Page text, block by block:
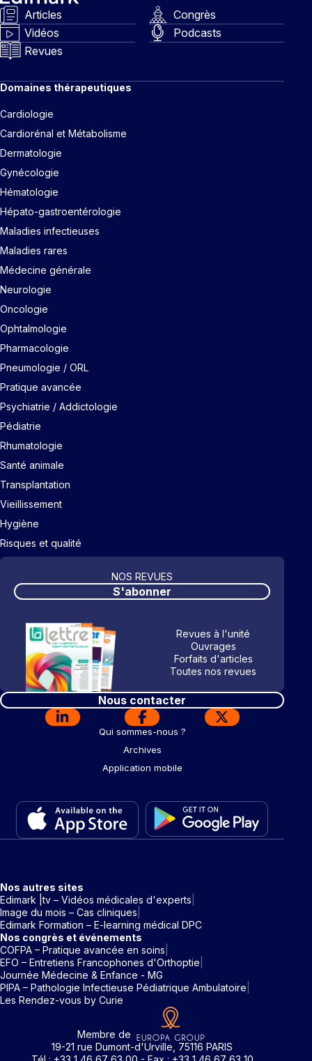
Articles
Congrès
Vidéos
Podcasts
Revues
Domaines thérapeutiques
Cardiologie
Cardiorénal et Métabolisme
Dermatologie
Gynécologie
Hématologie
Hépato-gastroentérologie
Maladies infectieuses
Maladies rares
Médecine générale
Neurologie
Oncologie
Ophtalmologie
Pharmacologie
Pneumologie / ORL
Pratique avancée
Psychiatrie / Addictologie
Pédiatrie
Rhumatologie
Santé animale
Transplantation
Vieillissement
Hygiène
Risques et qualité
NOS REVUES
S'abonner
Revues à l'unité
Ouvrages
Forfaits d'articles
Toutes nos revues
Nous contacter
Qui sommes-nous ?
Archives
Application mobile
Nos autres sites
Edimark |tv – Vidéos médicales d'experts
Image du mois – Cas cliniques
Edimark Formation – E-learning médical DPC
Nos congrès et événements
COFPA – Pratique avancée en soins
EFO – Entretiens Francophones d'Orthoptie
Journée Médecine & Enfance - MG
PIPA – Pathologie Infectieuse Pédiatrique Ambulatoire
Les Rendez-vous by Curie
Membre de
19-21 rue Dumont-d'Urville, 75116 PARIS